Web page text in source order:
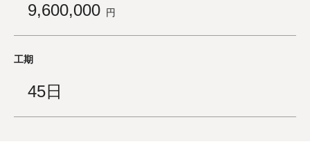
9,600,000 円
工期
45日